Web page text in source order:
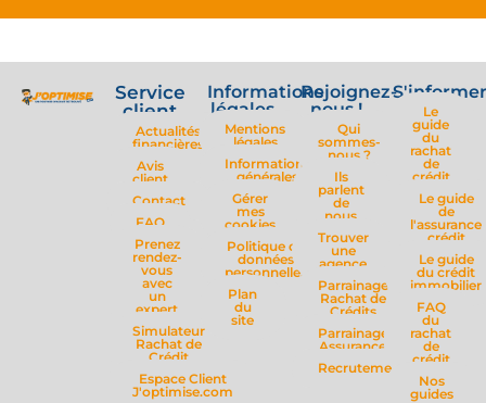
Service
client
Actualités
financières
Avis
client
Contact
FAQ
Prenez
rendez-
vous
avec
un
expert
Simulateur
Rachat de
Crédit
Espace Client
J'optimise.com
Informations
légales
Mentions
légales
Informations
générales
Gérer
mes
cookies
Politique de
données
personnelles
Plan
du
site
Rejoignez-
nous !
Qui
sommes-
nous ?
Ils
parlent
de
nous
Trouver
une
agence
Parrainage
Rachat de
Crédits
Parrainage
Assurance
Recrutement
Le
guide
du
rachat
de
crédit
Le guide
de
l'assurance
crédit
Le guide
du crédit
immobilier
FAQ
du
rachat
de
crédit
Nos
guides